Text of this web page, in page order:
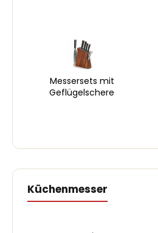
Messersets mit
Geflügelschere
Küchenmesser